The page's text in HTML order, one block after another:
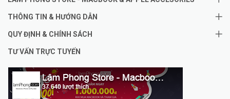
THÔNG TIN & HƯỚNG DẪN
QUY ĐỊNH & CHÍNH SÁCH
TƯ VẤN TRỰC TUYẾN